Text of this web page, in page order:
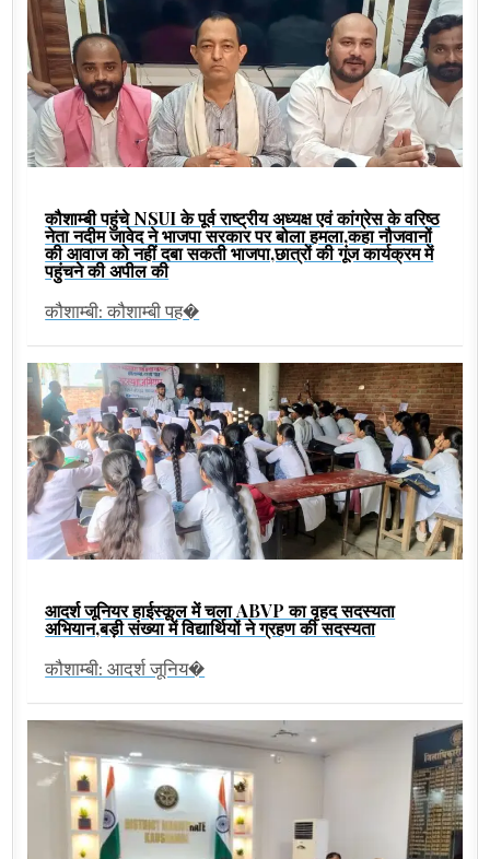
कौशाम्बी पहुंचे NSUI के पूर्व राष्ट्रीय अध्यक्ष एवं कांग्रेस के वरिष्ठ
नेता नदीम जावेद ने भाजपा सरकार पर बोला हमला,कहा नौजवानों
की आवाज को नहीं दबा सकती भाजपा,छात्रों की गूंज कार्यक्रम में
पहुंचने की अपील की
कौशाम्बी: कौशाम्बी पह�
आदर्श जूनियर हाईस्कूल में चला ABVP का वृहद सदस्यता
अभियान,बड़ी संख्या में विद्यार्थियों ने ग्रहण की सदस्यता
कौशाम्बी: आदर्श जूनिय�